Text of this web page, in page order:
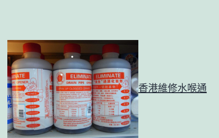
香港維修水喉通